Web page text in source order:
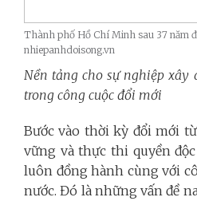
Thành phố Hồ Chí Minh sau 37 năm
nhiepanhdoisong.vn
Nền tảng cho sự nghiệp xây
trong công cuộc đổi mới
Bước vào thời kỳ đổi mới
vững và thực thi quyền
luôn đồng hành cùng với
nước. Đó là những vấn đề